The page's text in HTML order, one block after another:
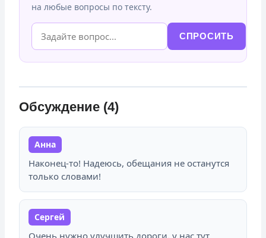
на любые вопросы по тексту.
СПРОСИТЬ
Обсуждение (4)
Анна
Наконец-то! Надеюсь, обещания не останутся
только словами!
Сергей
Очень нужно улучшить дороги, у нас тут